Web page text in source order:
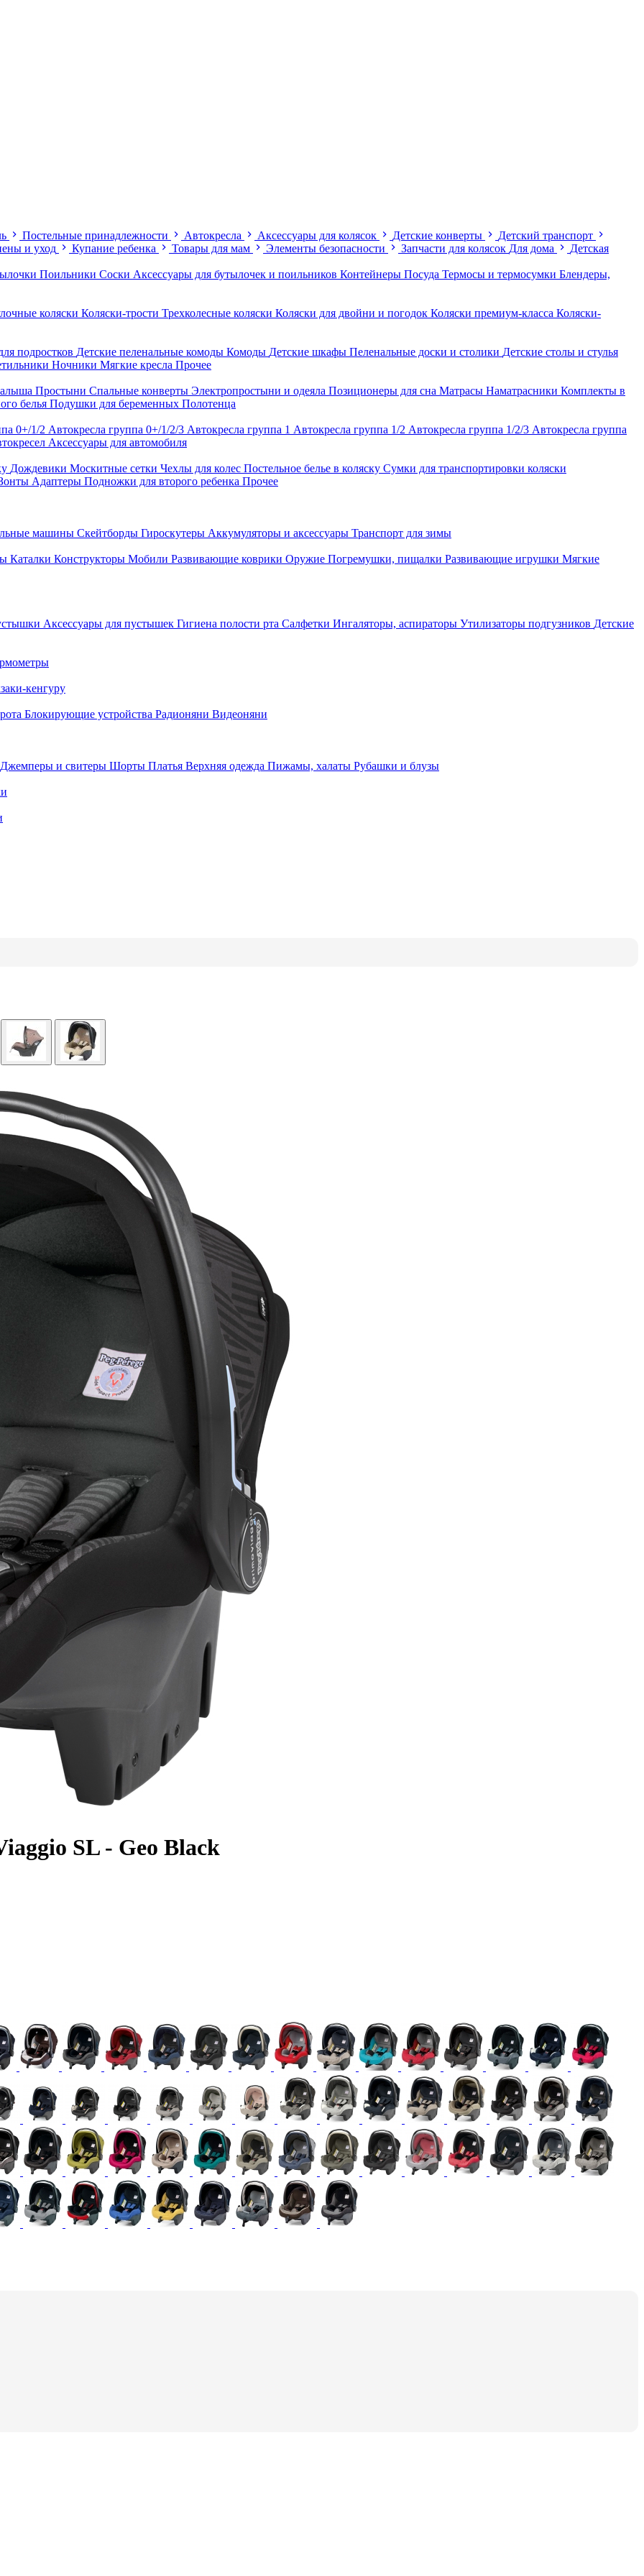
Постельные принадлежности Автокресла Аксессуары для колясок Детские конверты
Детский транспорт
и уход
Купание ребенка Товары для мам Элементы безопасности Запчасти для колясок Для дома Детская
Поильники Соски Аксессуары для бутылочек и поильников Контейнеры Посуда Термосы и термосумки Блендеры,
коляски Коляски-трости Трехколесные коляски Коляски для двойни и погодок Коляски премиум-класса Коляски-
подростков Детские пеленальные комоды Комоды Детские шкафы Пеленальные доски и столики Детские столы и стулья
Ночники Мягкие кресла Прочее
Простыни Спальные конверты Электропростыни и одеяла Позиционеры для сна Матрасы Наматрасники Комплекты в
белья Подушки для беременных Полотенца
0+/1/2 Автокресла группа 0+/1/2/3 Автокресла группа 1 Автокресла группа 1/2 Автокресла группа 1/2/3 Автокресла группа
Аксессуары для автомобиля
Дождевики Москитные сетки Чехлы для колес Постельное белье в коляску Сумки для транспортировки коляски
Адаптеры Подножки для второго ребенка Прочее
машины Скейтборды Гироскутеры Аккумуляторы и аксессуары Транспорт для зимы
Каталки Конструкторы Мобили Развивающие коврики Оружие Погремушки, пищалки Развивающие игрушки Мягкие
Аксессуары для пустышек Гигиена полости рта Салфетки Ингаляторы, аспираторы Утилизаторы подгузников Детские
кенгуру
Блокирующие устройства Радионяни Видеоняни
Джемперы и свитеры Шорты Платья Верхняя одежда Пижамы, халаты Рубашки и блузы
SL - Geo Black